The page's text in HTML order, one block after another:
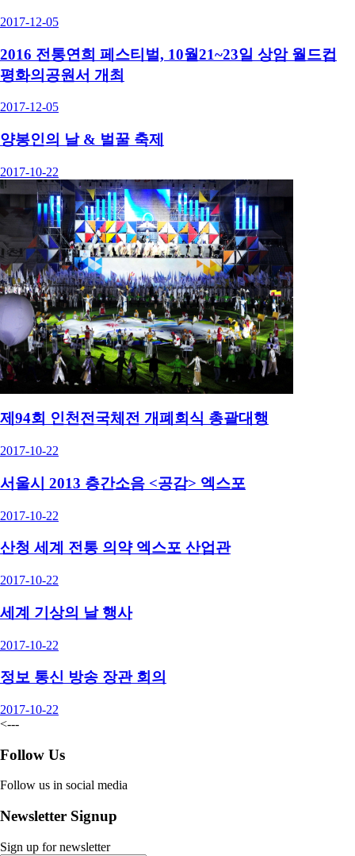
2017-12-05
2016 전통연희 페스티벌, 10월21~23일 상암 월드컵
평화의공원서 개최
2017-12-05
양봉인의 날 & 벌꿀 축제
2017-10-22
제94회 인천전국체전 개폐회식 총괄대행
2017-10-22
서울시 2013 층간소음 <공감> 엑스포
2017-10-22
산청 세계 전통 의약 엑스포 산업관
2017-10-22
세계 기상의 날 행사
2017-10-22
정보 통신 방송 장관 회의
2017-10-22
<---
Follow Us
Follow us in social media
Newsletter Signup
Sign up for newsletter